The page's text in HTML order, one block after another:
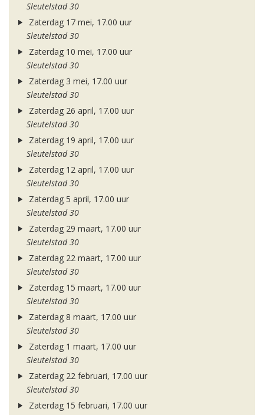
Sleutelstad 30
Zaterdag 17 mei, 17.00 uur
Sleutelstad 30
Zaterdag 10 mei, 17.00 uur
Sleutelstad 30
Zaterdag 3 mei, 17.00 uur
Sleutelstad 30
Zaterdag 26 april, 17.00 uur
Sleutelstad 30
Zaterdag 19 april, 17.00 uur
Sleutelstad 30
Zaterdag 12 april, 17.00 uur
Sleutelstad 30
Zaterdag 5 april, 17.00 uur
Sleutelstad 30
Zaterdag 29 maart, 17.00 uur
Sleutelstad 30
Zaterdag 22 maart, 17.00 uur
Sleutelstad 30
Zaterdag 15 maart, 17.00 uur
Sleutelstad 30
Zaterdag 8 maart, 17.00 uur
Sleutelstad 30
Zaterdag 1 maart, 17.00 uur
Sleutelstad 30
Zaterdag 22 februari, 17.00 uur
Sleutelstad 30
Zaterdag 15 februari, 17.00 uur